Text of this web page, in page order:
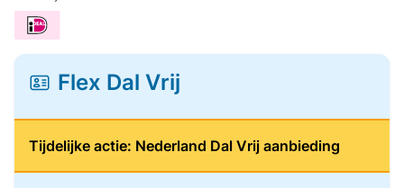
Flex Dal Vrij
Tijdelijke actie: Nederland Dal Vrij aanbieding